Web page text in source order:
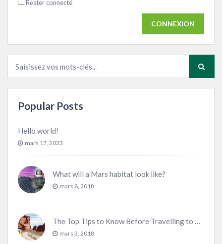
Rester connecté
CONNEXION
Popular Posts
Hello world!
mars 17, 2023
What will a Mars habitat look like?
mars 8, 2018
The Top Tips to Know Before Travelling to Utah
mars 3, 2018